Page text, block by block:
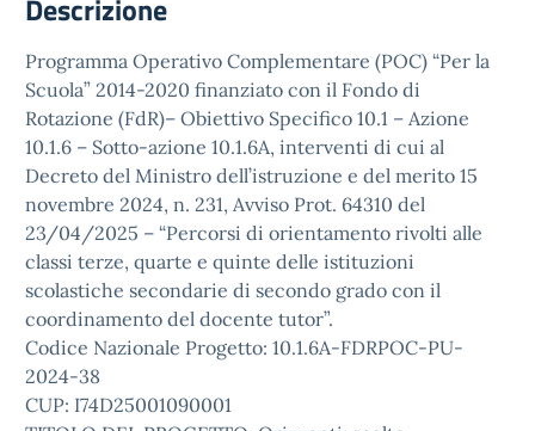
Descrizione
Programma Operativo Complementare (POC) “Per la
Scuola” 2014-2020 finanziato con il Fondo di
Rotazione (FdR)– Obiettivo Specifico 10.1 – Azione
10.1.6 – Sotto-azione 10.1.6A, interventi di cui al
Decreto del Ministro dell’istruzione e del merito 15
novembre 2024, n. 231, Avviso Prot. 64310 del
23/04/2025 – “Percorsi di orientamento rivolti alle
classi terze, quarte e quinte delle istituzioni
scolastiche secondarie di secondo grado con il
coordinamento del docente tutor”.
Codice Nazionale Progetto: 10.1.6A-FDRPOC-PU-
2024-38
CUP: I74D25001090001